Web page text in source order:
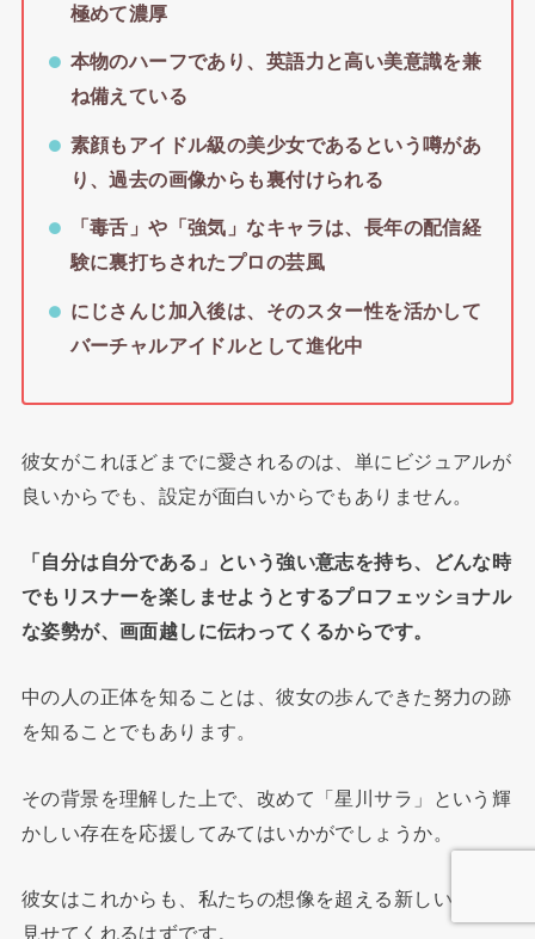
極めて濃厚
本物のハーフであり、英語力と高い美意識を兼
ね備えている
素顔もアイドル級の美少女であるという噂があ
り、過去の画像からも裏付けられる
「毒舌」や「強気」なキャラは、長年の配信経
験に裏打ちされたプロの芸風
にじさんじ加入後は、そのスター性を活かして
バーチャルアイドルとして進化中
彼女がこれほどまでに愛されるのは、単にビジュアルが
良いからでも、設定が面白いからでもありません。
「自分は自分である」という強い意志を持ち、どんな時
でもリスナーを楽しませようとするプロフェッショナル
な姿勢が、画面越しに伝わってくるからです。
中の人の正体を知ることは、彼女の歩んできた努力の跡
を知ることでもあります。
その背景を理解した上で、改めて「星川サラ」という輝
かしい存在を応援してみてはいかがでしょうか。
彼女はこれからも、私たちの想像を超える新しい景色を
見せてくれるはずです。